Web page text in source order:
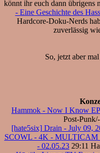
könnt ihr euch dann übrigens
- Eine Geschichte des
Hardcore-Doku-Nerds
zuverlässig
So, jetzt aber
Hammok - Now I Know
Post-
[hate5six] Drain - July 09,
SCOWL - 4K -
- 02.05.23 29:11